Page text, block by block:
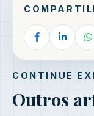
CONTINUE
Outros